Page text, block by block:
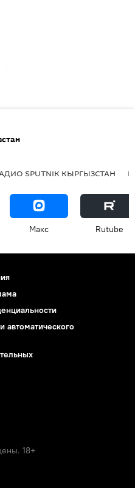
SPUTNIK КЫРГЫЗСТАН
Макс Rutube
автоматического
18+